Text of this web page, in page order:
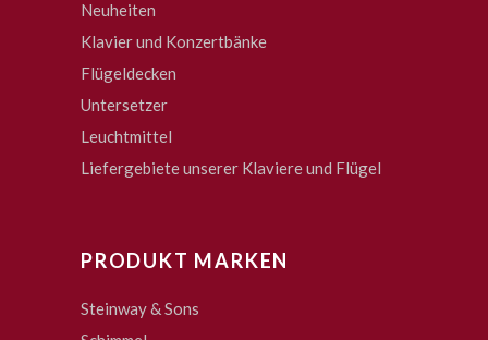
Neuheiten
Klavier und Konzertbänke
Flügeldecken
Untersetzer
Leuchtmittel
Liefergebiete unserer Klaviere und Flügel
PRODUKT MARKEN
Steinway & Sons